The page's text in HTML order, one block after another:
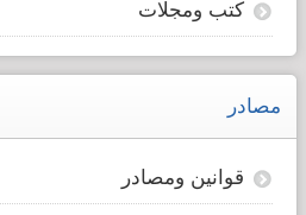
كتب ومجلات
مصادر
قوانين ومصادر